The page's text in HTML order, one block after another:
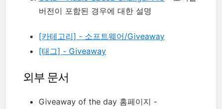
버전이 포함된 경우에 대한 설명
[카테고리] - 소프트웨어/Giveaway
[태그] - Giveaway
외부 문서
Giveaway of the day 홈페이지 -